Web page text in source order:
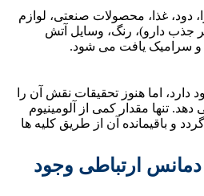
دود، غذا، محصولات صنعتی، لوازم
بر جذب دارو)، رنگ، وسایل آتش
و سرامیک یافت می شود.
دارد، اما هنوز تحقیقات نقش آن را
تنها مقدار کمی از آلومینیوم
و باقیمانده آن از طریق کلیه ها
و دمانس ارتباطی وجود